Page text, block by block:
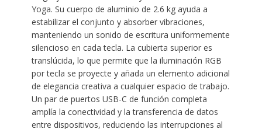
Yoga. Su cuerpo de aluminio de 2.6 kg ayuda a
estabilizar el conjunto y absorber vibraciones,
manteniendo un sonido de escritura uniformemente
silencioso en cada tecla. La cubierta superior es
translúcida, lo que permite que la iluminación RGB
por tecla se proyecte y añada un elemento adicional
de elegancia creativa a cualquier espacio de trabajo.
Un par de puertos USB-C de función completa
amplía la conectividad y la transferencia de datos
entre dispositivos, reduciendo las interrupciones al